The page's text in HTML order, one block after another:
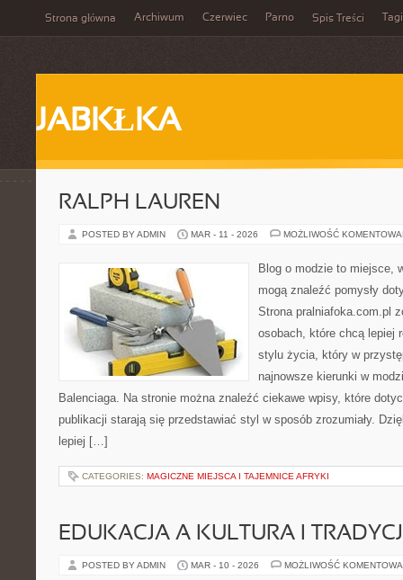
Strona główna Archiwum Czerwiec Parno Spis Treści Tagi
JABKŁKA
RALPH LAUREN
POSTED BY ADMIN MAR - 11 - 2026 MOŻLIWOŚĆ
Blog o modzie to miejsce,
mogą znaleźć pomysły
Strona pralniafoka.com.pl
osobach, które chcą lepiej
stylu życia, który w
najnowsze kierunki w
Balenciaga. Na stronie można znaleźć ciekawe wpisy, które
publikacji starają się przedstawiać styl w sposób zrozumiały.
lepiej […]
CATEGORIES: MAGICZNE MIEJSCA I TAJEMNICE AFRYKI
EDUKACJA A KULTURA I
POSTED BY ADMIN MAR - 10 - 2026 MOŻLIWOŚĆ